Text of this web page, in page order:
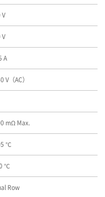
V
V
A
V（AC）
mΩ Max.
℃
℃
Row